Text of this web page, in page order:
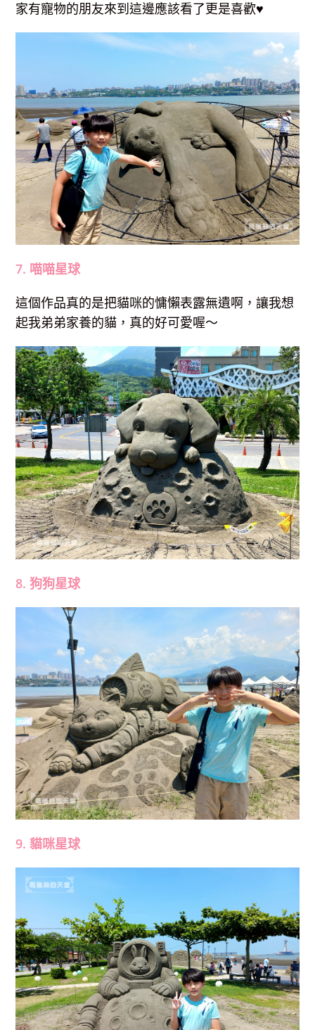
家有寵物的朋友來到這邊應該看了更是喜歡♥
7. 喵喵星球
這個作品真的是把貓咪的慵懶表露無遺啊，讓我想
起我弟弟家養的貓，真的好可愛喔～
8. 狗狗星球
9. 貓咪星球